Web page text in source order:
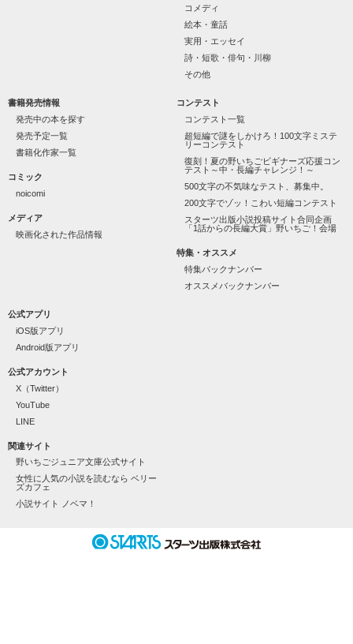
「なんかあったら連絡して。すぐ助けに行く」
噂や見た目とは違って、私にはすごく優しい
天地くんは私にとってヒーローのような人だった。
◇◆┈┈┈┈┈┈┈┈┈┈┈┈┈┈┈┈
《男性恐怖症の女の子》
相沢 瑠莉
《一途で不器用な不良イケメン》
天地 琥珀
-Amachi Kohaku-
男の子が苦手だったはずなのに
「なぁ、そろそろ俺のこと好きになれよ」
なぜかドキドキが止まらない。
コメディ
絵本・童話
実用・エッセイ
詩・短歌・俳句・川柳
その他
書籍発売情報
発売中の本を探す
発売予定一覧
書籍化作家一覧
コミック
noicomi
メディア
映画化された作品情報
コンテスト
コンテスト一覧
超短編で謎をしかけろ！100文字ミステ
リーコンテスト
復刻！夏の野いちごビギナーズ応援コン
テスト～中・長編チャレンジ！～
500文字の不気味なテスト、募集中。
200文字でゾッ！こわい短編コンテスト
スターツ出版小説投稿サイト合同企画
「1話からの長編大賞」野いちご！会場
特集・オススメ
特集バックナンバー
オススメバックナンバー
公式アプリ
iOS版アプリ
Android版アプリ
公式アカウント
X（Twitter）
YouTube
LINE
関連サイト
野いちごジュニア文庫公式サイト
女性に人気の小説を読むなら ベリー
ズカフェ
小説サイト ノベマ！